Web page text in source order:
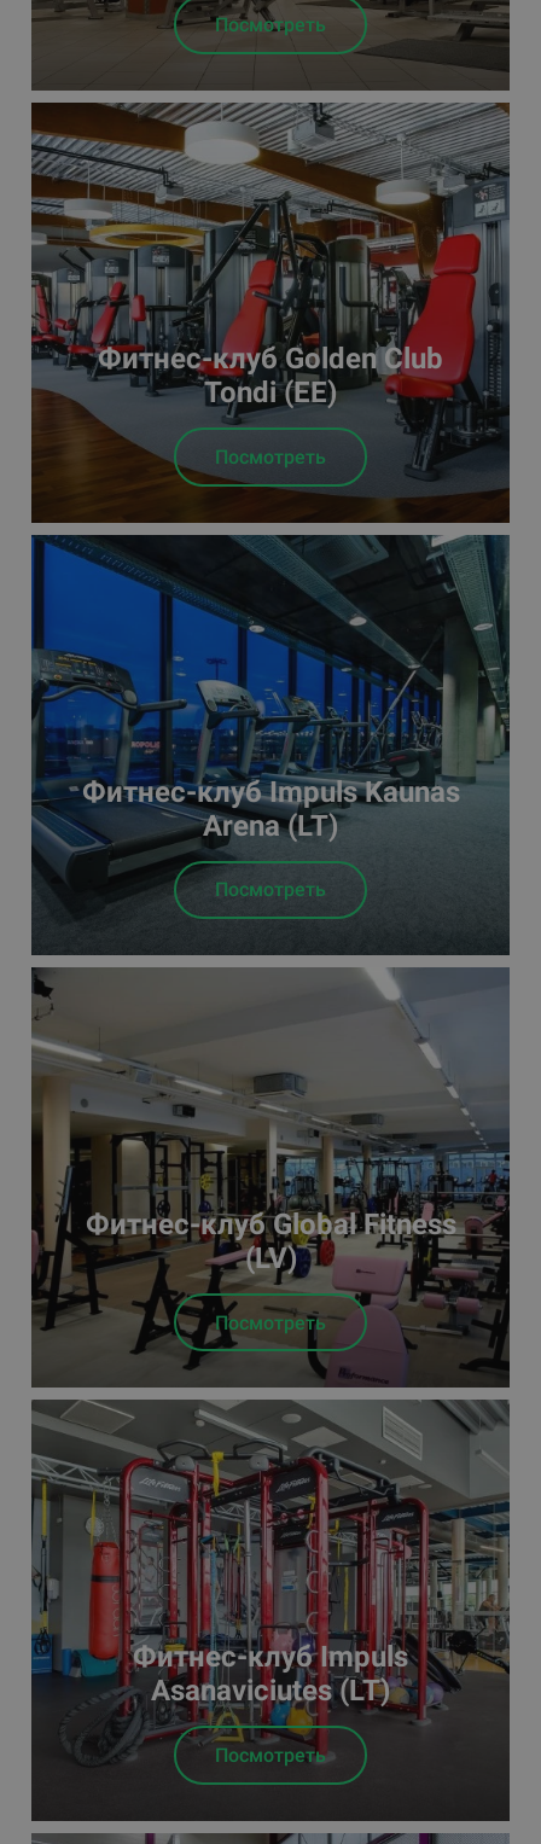
Посмотреть
Фитнес-клуб Golden Club
Tondi (EE)
Посмотреть
Фитнес-клуб Impuls Kaunas
Arena (LT)
Посмотреть
Фитнес-клуб Global Fitness
(LV)
Посмотреть
Фитнес-клуб Impuls
Asanaviciutes (LT)
Посмотреть